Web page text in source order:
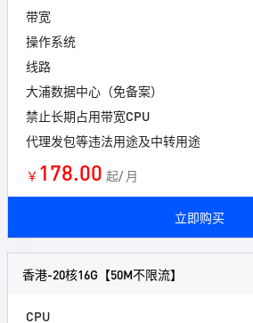
带宽
操作系统
线路
大浦数据中心（免备案）
禁止长期占用带宽CPU
代理发包等违法用途及中转用途
￥ 178.00 起/ 月
立即购买
香港-20核16G【50M不限流】
CPU